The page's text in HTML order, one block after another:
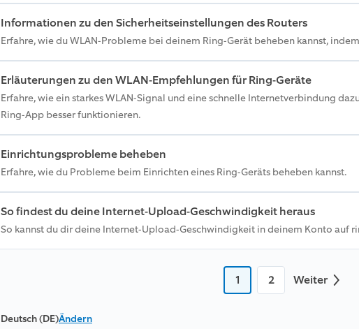
Informationen zu den Sicherheitseinstellungen des Routers
Erfahre, wie du WLAN-Probleme bei deinem Ring-Gerät beheben kannst,
Erläuterungen zu den WLAN-Empfehlungen für Ring-Geräte
Erfahre, wie ein starkes WLAN-Signal und eine schnelle Internetverbindung
Ring-App besser funktionieren.
Einrichtungsprobleme beheben
Erfahre, wie du Probleme beim Einrichten eines Ring-Geräts beheben kannst.
So findest du deine Internet-Upload-Geschwindigkeit heraus
So kannst du dir deine Internet-Upload-Geschwindigkeit in deinem Konto auf
1 2 Weiter
Deutsch (DE)Ändern